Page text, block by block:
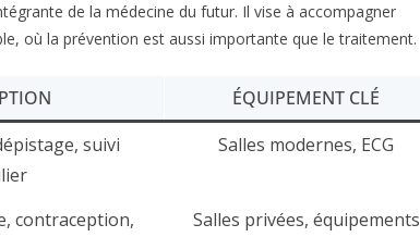
de la médecine du futur. Il vise à accompagner
où la prévention est aussi importante que le traitement.
ÉQUIPEMENT CLÉ
suivi
Salles modernes, ECG
contraception,
Salles privées, équipements